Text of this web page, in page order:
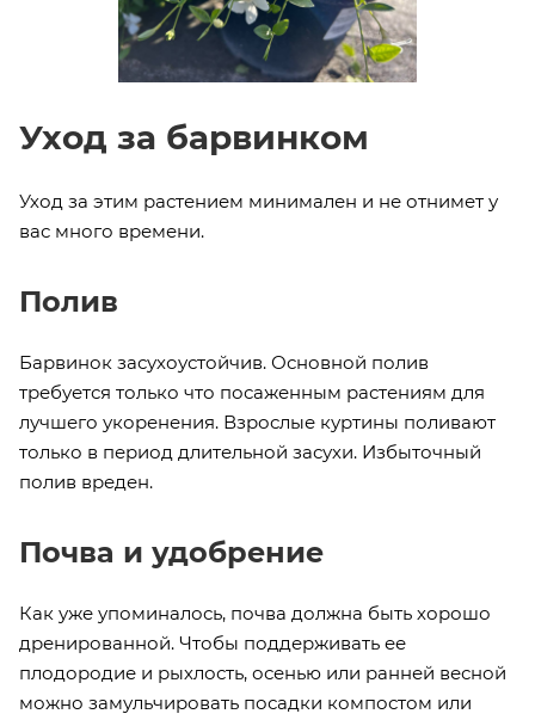
Уход за барвинком
Уход за этим растением минимален и не отнимет у
вас много времени.
Полив
Барвинок засухоустойчив. Основной полив
требуется только что посаженным растениям для
лучшего укоренения. Взрослые куртины поливают
только в период длительной засухи. Избыточный
полив вреден.
Почва и удобрение
Как уже упоминалось, почва должна быть хорошо
дренированной. Чтобы поддерживать ее
плодородие и рыхлость, осенью или ранней весной
можно замульчировать посадки компостом или